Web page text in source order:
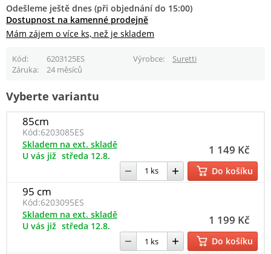
Odešleme ještě dnes (při objednání do 15:00)
Dostupnost na kamenné prodejně
Mám zájem o více ks, než je skladem
Kód 6203125ES Výrobce
Suretti
Záruka
24 měsíců
Vyberte variantu
85cm
Kód:6203085ES
1 149 Kč
Skladem na ext. skladě
U vás již středa 12.8.
Do košíku
95 cm
Kód:6203095ES
1 199 Kč
Skladem na ext. skladě
U vás již středa 12.8.
Do košíku